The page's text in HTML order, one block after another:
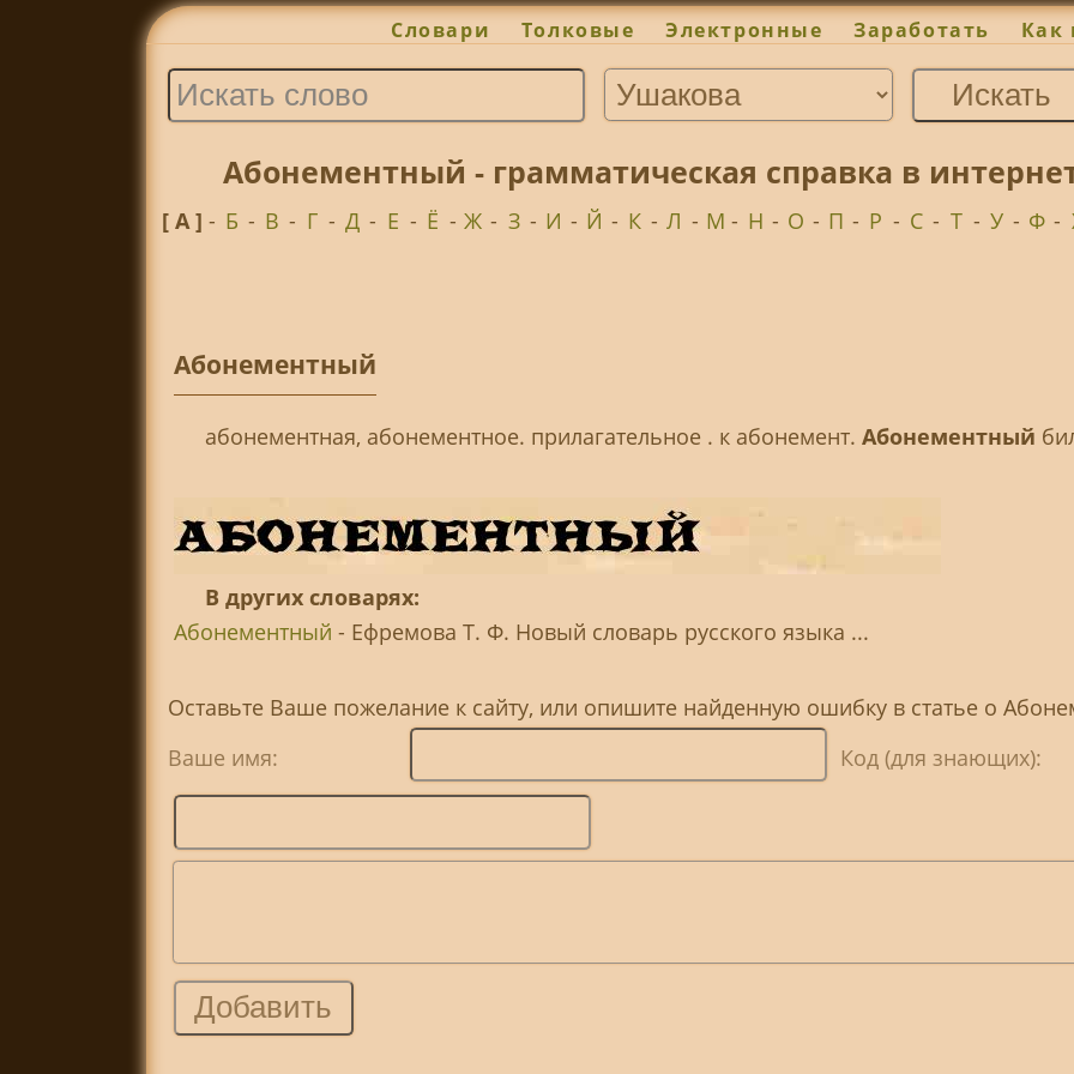
Словари Толковые Электронные Заработать Как
Абонементный - грамматическая справка в
[ А ] - Б - В - Г - Д - Е - Ё - Ж - З - И - Й - К - Л - М - Н - О - П - Р - С - Т - У - Ф -
Абонементный
абонементная, абонементное. прилагательное . к абонемент.Абонементный
В других словарях:
Абонементный - Ефремова Т. Ф. Новый словарь русского языка ...
Оставьте Ваше пожелание к сайту, или опишите найденную ошибку в статье о
Ваше имя:
Код (для знающих):